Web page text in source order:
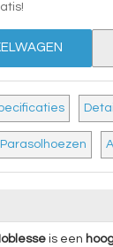
Parasolhoezen
is een